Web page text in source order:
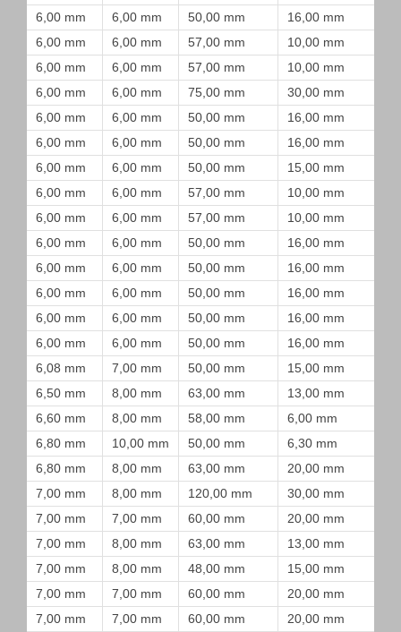
6,00 mm
6,00 mm 50,00 mm
16,00 mm
6,00 mm
6,00 mm 57,00 mm
10,00 mm
6,00 mm
6,00 mm 57,00 mm
10,00 mm
6,00 mm
6,00 mm 75,00 mm
30,00 mm
6,00 mm
6,00 mm 50,00 mm
16,00 mm
6,00 mm
6,00 mm 50,00 mm
16,00 mm
6,00 mm
6,00 mm 50,00 mm
15,00 mm
6,00 mm
6,00 mm 57,00 mm
10,00 mm
6,00 mm
6,00 mm 57,00 mm
10,00 mm
6,00 mm
6,00 mm 50,00 mm
16,00 mm
6,00 mm
6,00 mm 50,00 mm
16,00 mm
6,00 mm
6,00 mm 50,00 mm
16,00 mm
6,00 mm
6,00 mm 50,00 mm
16,00 mm
6,00 mm
6,00 mm 50,00 mm
16,00 mm
6,08 mm
7,00 mm 50,00 mm
15,00 mm
6,50 mm
8,00 mm 63,00 mm
13,00 mm
6,60 mm
8,00 mm 58,00 mm
6,00 mm
6,80 mm
10,00 mm 50,00 mm
6,30 mm
6,80 mm
8,00 mm 63,00 mm
20,00 mm
7,00 mm
8,00 mm 120,00 mm
30,00 mm
7,00 mm
7,00 mm 60,00 mm
20,00 mm
7,00 mm
8,00 mm 63,00 mm
13,00 mm
7,00 mm
8,00 mm 48,00 mm
15,00 mm
7,00 mm
7,00 mm 60,00 mm
20,00 mm
7,00 mm
7,00 mm 60,00 mm 20,00 mm